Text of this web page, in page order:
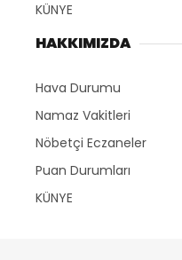
KÜNYE
HAKKIMIZDA
Hava Durumu
Namaz Vakitleri
Nöbetçi Eczaneler
Puan Durumları
KÜNYE